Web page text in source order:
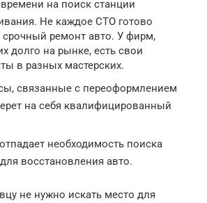
на поиск станции
Не каждое СТО готово
срочный ремонт авто. У фирм,
долго на рынке, есть свои
в разных мастерских.
связанные с переоформлением
на себя квалифицированный
необходимость поиска
восстановления авто.
не нужно искать место для